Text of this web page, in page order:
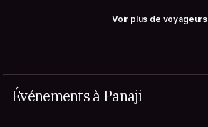
Voir plus de voyageurs
Événements à Panaji